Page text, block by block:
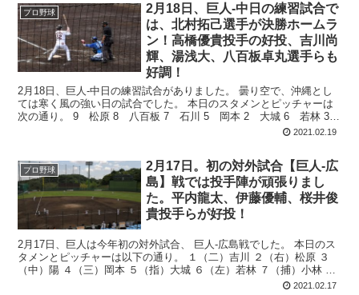
プロ野球
2月18日、巨人‐中日の練習試合で
は、北村拓己選手が決勝ホームラ
ン！高橋優貴投手の好投、吉川尚
輝、湯浅大、八百板卓丸選手らも
好調！
2月18日、巨人‐中日の練習試合がありました。 曇り空で、沖縄とし
ては寒く風の強い日の試合でした。 本日のスタメンとピッチャーは
次の通り。 9 松原 8 八百板 7 石川 5 岡本 2 大城 6 若林 3
2021.02.19
プロ野球
2月17日。初の対外試合【巨人‐広
島】戦では投手陣が頑張りまし
た。平内龍太、伊藤優輔、桜井俊
貴投手らが好投！
2月17日、巨人は今年初の対外試合、 巨人‐広島戦でした。 本日のス
タメンとピッチャーは以下の通り。 １（二）吉川 ２（右）松原 ３
（中）陽 ４（三）岡本 ５（指）大城 ６（左）若林 ７（捕）小林 ８
2021.02.17